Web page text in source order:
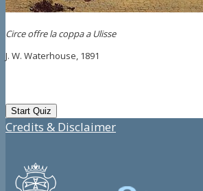
Circe offre la coppa a Ulisse
J. W. Waterhouse, 1891
Credits & Disclaimer